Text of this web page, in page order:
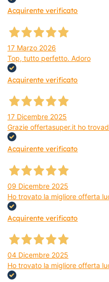
Acquirente verificato
17 Marzo 2026
Top, tutto perfetto. Adoro
Acquirente verificato
17 Dicembre 2025
Grazie offertasuper.it ho
Acquirente verificato
09 Dicembre 2025
Ho trovato la migliore offerta
Acquirente verificato
04 Dicembre 2025
Ho trovato la migliore offerta